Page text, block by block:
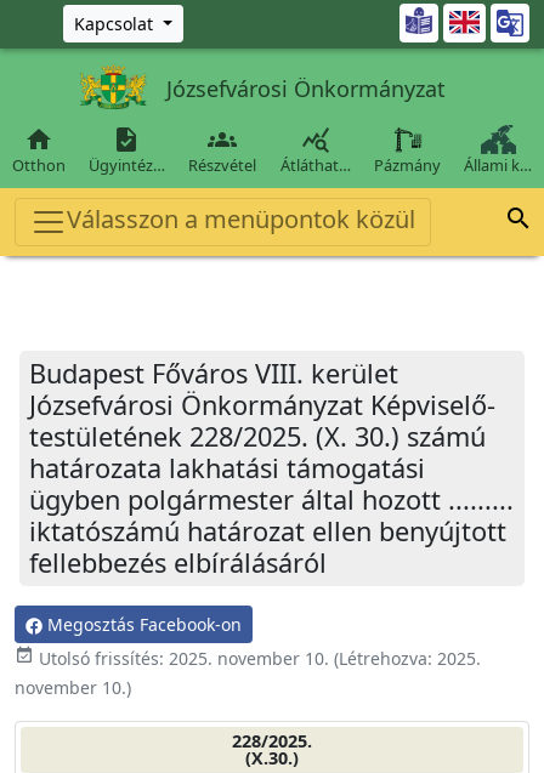
Ugrás a fő tartalomra
Kapcsolat 
Józsefvárosi Önkormányzat

Otthon

Ügyintéz…

Részvétel

Átláthat… Pázmány Állami k…
Válasszon a menüpontok közül 
Budapest Főváros VIII. kerület
Józsefvárosi Önkormányzat Képviselő-
testületének 228/2025. (X. 30.) számú
határozata lakhatási támogatási
ügyben polgármester által hozott .........
iktatószámú határozat ellen benyújtott
fellebbezés elbírálásáról
Megosztás Facebook-on
event_available Utolsó frissítés: 2025. november 10. (Létrehozva: 2025.
november 10.)
228/2025.
(X.30.)